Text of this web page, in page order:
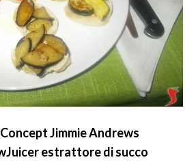
Jimmie Andrews
estrattore di succo